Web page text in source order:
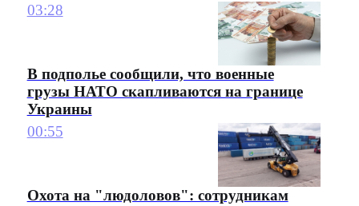
03:28
В подполье сообщили, что военные
грузы НАТО скапливаются на границе
Украины
00:55
Охота на "людоловов": сотрудникам